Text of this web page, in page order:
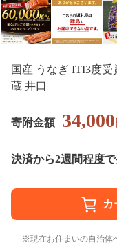
国産 うなぎ ITI3度受
蔵 井口
寄附金額 34,000
決済から2週間程度
現在お住まいの自治体